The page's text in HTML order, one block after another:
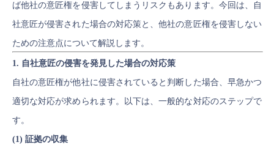
ば他社の意匠権を侵害してしまうリスクもあります。今回は、自
社意匠が侵害された場合の対応策と、他社の意匠権を侵害しない
ための注意点について解説します。
1. 自社意匠の侵害を発見した場合の対応策
自社の意匠権が他社に侵害されていると判断した場合、早急かつ
適切な対応が求められます。以下は、一般的な対応のステップで
す。
(1) 証拠の収集